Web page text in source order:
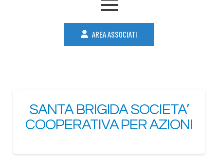
AREA ASSOCIATI
SANTA BRIGIDA SOCIETA’
COOPERATIVA PER AZIONI